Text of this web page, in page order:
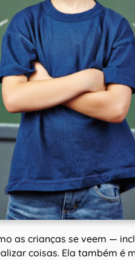
as crianças se veem —
coisas. Ela também é